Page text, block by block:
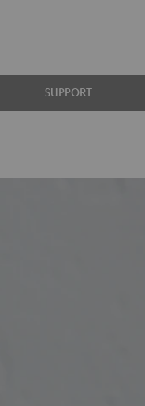
SUPPORT